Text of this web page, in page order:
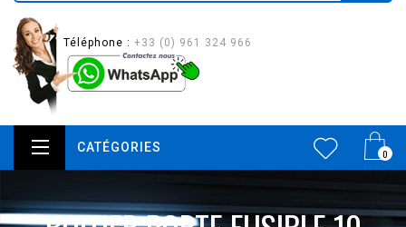
Téléphone : +33 (0) 961 324 966
0
CATÉGORIES